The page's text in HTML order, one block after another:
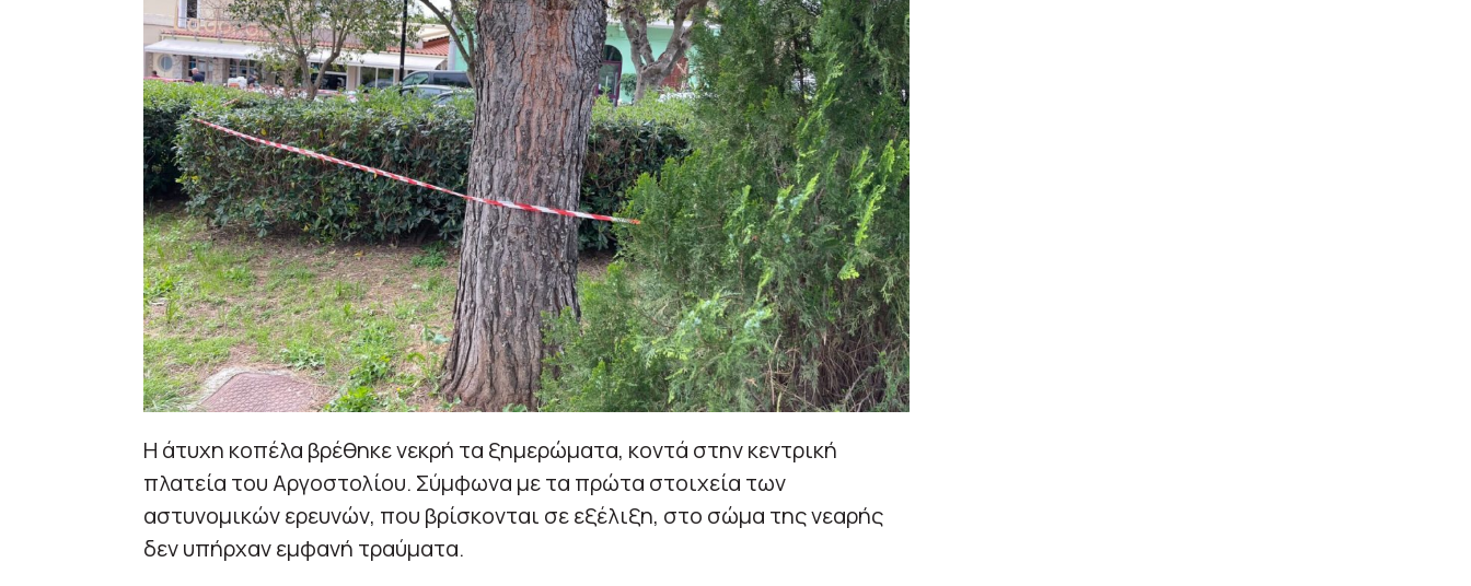
Η άτυχη κοπέλα βρέθηκε νεκρή τα ξημερώματα, κοντά στην κεντρική
πλατεία του Αργοστολίου. Σύμφωνα με τα πρώτα στοιχεία των
αστυνομικών ερευνών, που βρίσκονται σε εξέλιξη, στο σώμα της νεαρής
δεν υπήρχαν εμφανή τραύματα.